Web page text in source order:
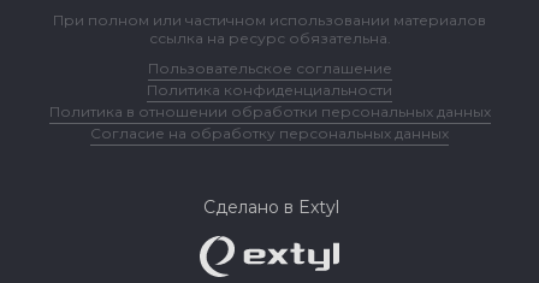
При полном или частичном использовании материалов
ссылка на ресурс обязательна.
Пользовательское соглашение
Политика конфиденциальности
Политика в отношении обработки персональных данных
Согласие на обработку персональных данных
Сделано в Extyl